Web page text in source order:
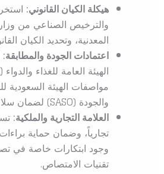
هيكلة الكيان القانوني:
والترخيص الصناعي من
المعدنية، وتحديد الكيان
اعتمادات الجودة والمطابقة:
مواصفات الهيئة السعودية
والجودة (SASO) لضمان سلامة المنتج.
العلامة التجارية والملكية:
تجارياً، وضمان حماية
وجود ابتكارات خاصة في
تقنيات الامتصاص.